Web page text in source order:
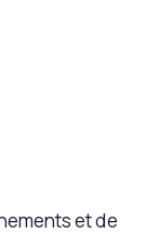
et de